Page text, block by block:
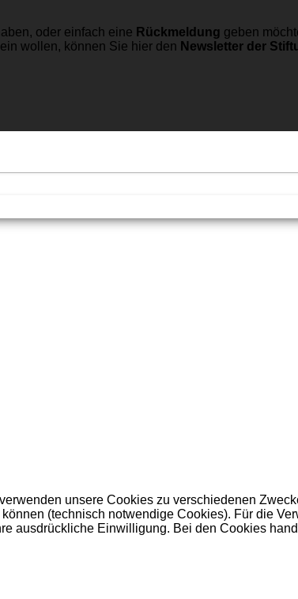
oder einfach eine Rückmeldung geben
wollen, können Sie hier den Newsletter der
unsere Cookies zu verschiedenen
(technisch notwendige Cookies). Für die
ausdrückliche Einwilligung. Bei den Cookies